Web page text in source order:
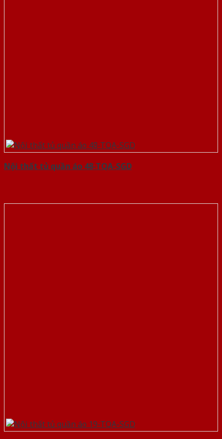
Nội thất tủ quần áo 48-TQA-SGD